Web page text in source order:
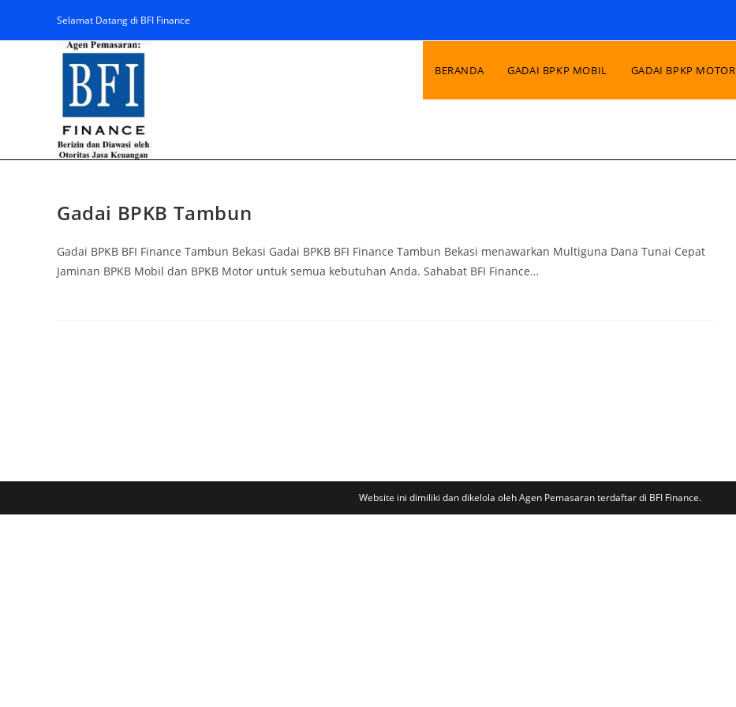
Selamat Datang di BFI Finance
BERANDA GADAI BPKP MOBIL GADAI BPKP MOTOR
Gadai BPKB Tambun
Gadai BPKB BFI Finance Tambun Bekasi Gadai BPKB BFI Finance Tambun Bekasi menawarkan Multiguna Dana Tunai Cepat
Jaminan BPKB Mobil dan BPKB Motor untuk semua kebutuhan Anda. Sahabat BFI Finance…
Website ini dimiliki dan dikelola oleh Agen Pemasaran terdaftar di BFI Finance.